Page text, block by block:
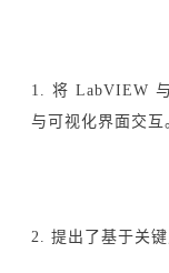
1. 将 LabVIEW
与可视化界面交互
2. 提出了基于关